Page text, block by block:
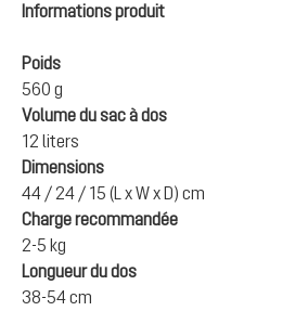
Informations produit
Poids
560 g
Volume du sac à dos
12 liters
Dimensions
44 / 24 / 15 (L x W x D) cm
Charge recommandée
2-5 kg
Longueur du dos
38-54 cm